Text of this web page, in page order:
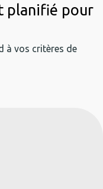
planifié pour
à vos critères de